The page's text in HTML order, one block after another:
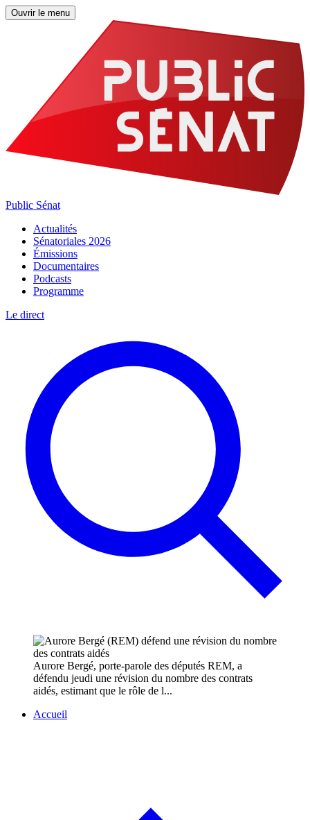
Ouvrir le menu
Public Sénat
Actualités
Sénatoriales 2026
Émissions
Documentaires
Podcasts
Programme
Le direct
Aurore Bergé, porte-parole des députés REM, a
défendu jeudi une révision du nombre des contrats
aidés, estimant que le rôle de l...
Accueil